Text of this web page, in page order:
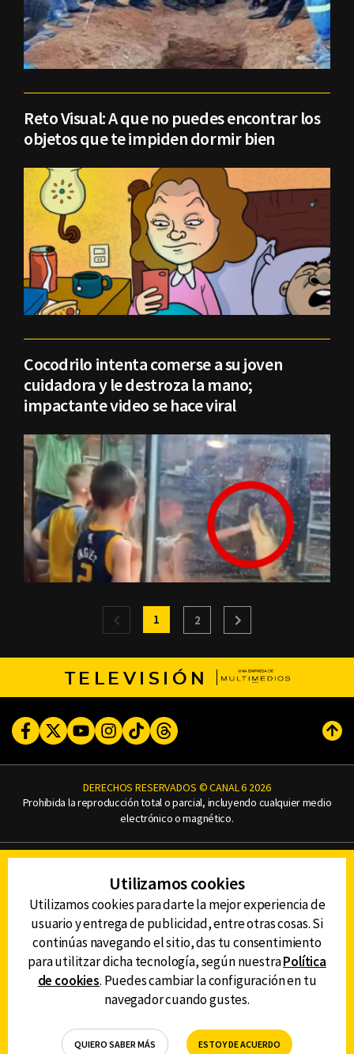
Reto Visual: A que no puedes encontrar los
objetos que te impiden dormir bien
Cocodrilo intenta comerse a su joven
cuidadora y le destroza la mano;
impactante video se hace viral
1 2
TELEVISIÓN
FacebookTwitterYoutubeInstagram
TikTokThreads
DERECHOS RESERVADOS © CANAL 6 2026
Prohibida la reproducción total o parcial, incluyendo cualquier medio
electrónico o magnético.
AVISO DE PRIVACIDAD
AVISO LEGAL
DEFENSORÍA DE LAS AUDIENCIAS
DESCARGA LA APP DE CANAL 6
Utilizamos cookies
Utilizamos cookies para darte la mejor experiencia de
usuario y entrega de publicidad, entre otras cosas. Si
continúas navegando el sitio, das tu consentimiento
para utilitzar dicha tecnología, según nuestraPolítica
de cookies. Puedes cambiar la configuración en tu
navegador cuando gustes.
QUIERO SABER MÁS ESTOY DE ACUERDO